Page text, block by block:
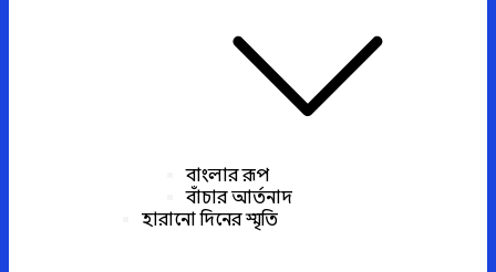
বাংলার রূপ
বাঁচার আর্তনাদ
হারানো দিনের স্মৃতি